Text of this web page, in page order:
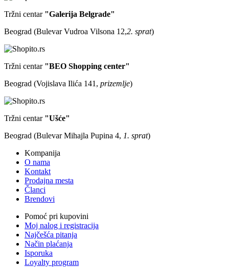
Tržni centar "Galerija Belgrade"
Beograd (Bulevar Vudroa Vilsona 12,2. sprat)
Tržni centar "BEO Shopping center"
Beograd (Vojislava Ilića 141, prizemlje)
Tržni centar "Ušće"
Beograd (Bulevar Mihajla Pupina 4, 1. sprat)
Kompanija
O nama
Kontakt
Prodajna mesta
Članci
Brendovi
Pomoć pri kupovini
Moj nalog i registracija
Najčešća pitanja
Način plaćanja
Isporuka
Loyalty program